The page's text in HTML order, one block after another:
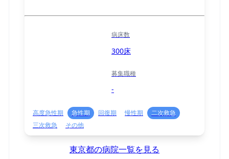
病床数
300床
募集職種
-
高度急性期 急性期 回復期 慢性期
二次救急
三次救急
その他
東京都の病院一覧を見る